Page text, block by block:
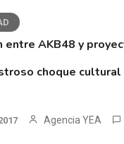
entre AKB48 y
choque cultural
Agencia YEA